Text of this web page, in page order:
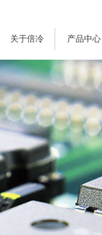
关于倍冷 产品中心